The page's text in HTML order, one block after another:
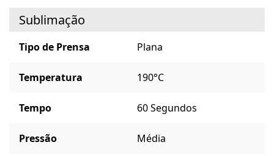
Sublimação
Tipo de Prensa Plana
Temperatura 190°C
Tempo 60 Segundos
Pressão Média